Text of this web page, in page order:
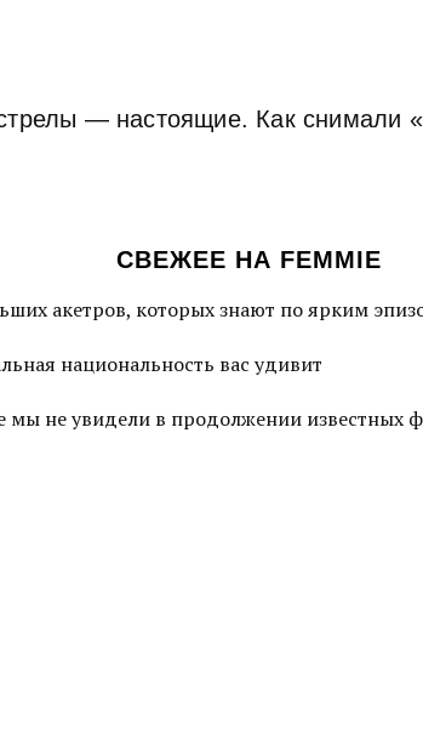
— настоящие. Как снимали
СВЕЖЕЕ НА FEMMIE
акетров, которых знают по ярким
национальность вас удивит
мы не увидели в продолжении известных